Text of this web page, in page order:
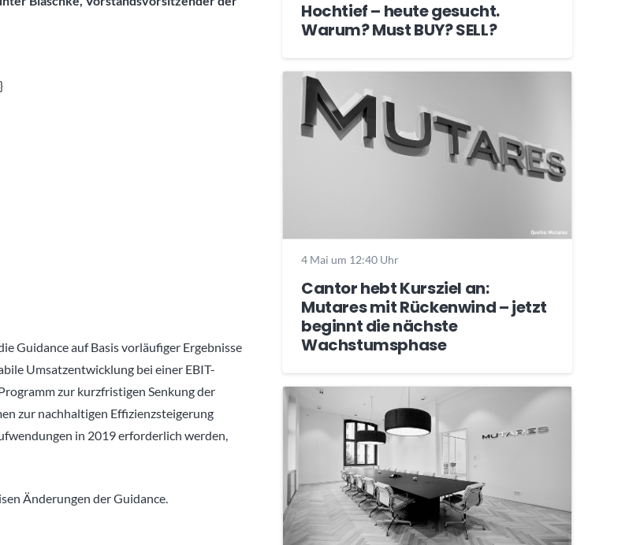
Guidance auf Basis vorläufiger Ergebnisse
Umsatzentwicklung bei einer EBIT-
zur kurzfristigen Senkung der
zur nachhaltigen Effizienzsteigerung
in 2019 erforderlich werden,
Änderungen der Guidance.
Hochtief – heute gesucht.
Warum? Must BUY? SELL?
4 Mai um 12:40 Uhr
Cantor hebt Kursziel an:
Mutares mit Rückenwind – jetzt
beginnt die nächste
Wachstumsphase